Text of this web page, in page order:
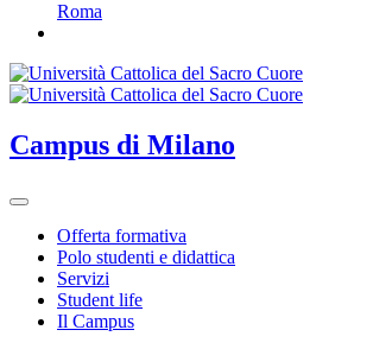
Roma
Campus di Milano
Offerta formativa
Polo studenti e didattica
Servizi
Student life
Il Campus